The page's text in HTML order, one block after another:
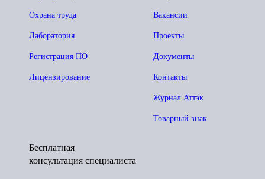
Вакансии
Проекты
Документы
Контакты
Журнал Аттэк
Товарный знак
Охрана труда
Лаборатория
Регистрация ПО
Лицензирование
Бесплатная
консультация специалиста